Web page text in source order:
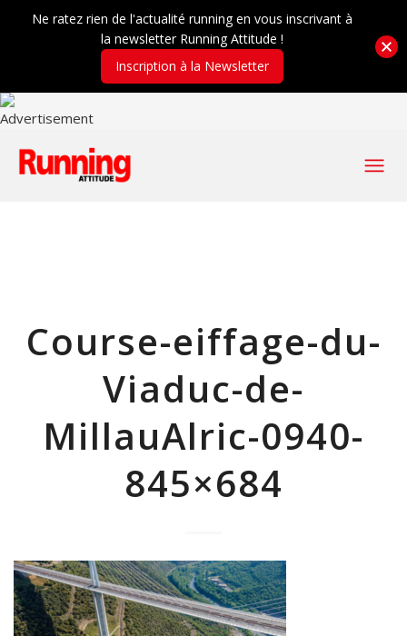
Course-eiffage-du-
Viaduc-de-
MillauAlric-0940-
845×684
Ne ratez rien de l'actualité running en vous inscrivant à
la newsletter Running Attitude !
Inscription à la Newsletter